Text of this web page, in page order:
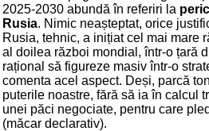
2025-2030 abundă în referiri la
Rusia. Nimic neașteptat, orice
Rusia, tehnic, a inițiat cel mai mare
al doilea război mondial, într-o țară
rațional să figureze masiv într-o
comenta acel aspect. Deși, parcă
puterile noastre, fără să ia în calcul
unei păci negociate, pentru care
(măcar declarativ).